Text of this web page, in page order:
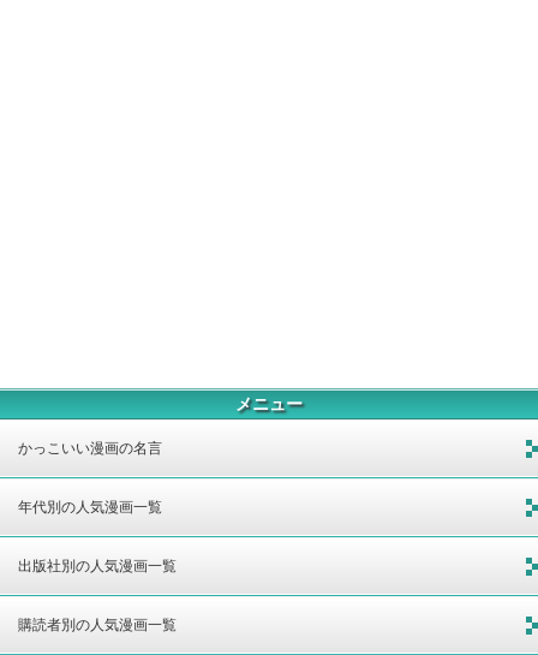
メニュー
かっこいい漫画の名言
年代別の人気漫画一覧
出版社別の人気漫画一覧
購読者別の人気漫画一覧